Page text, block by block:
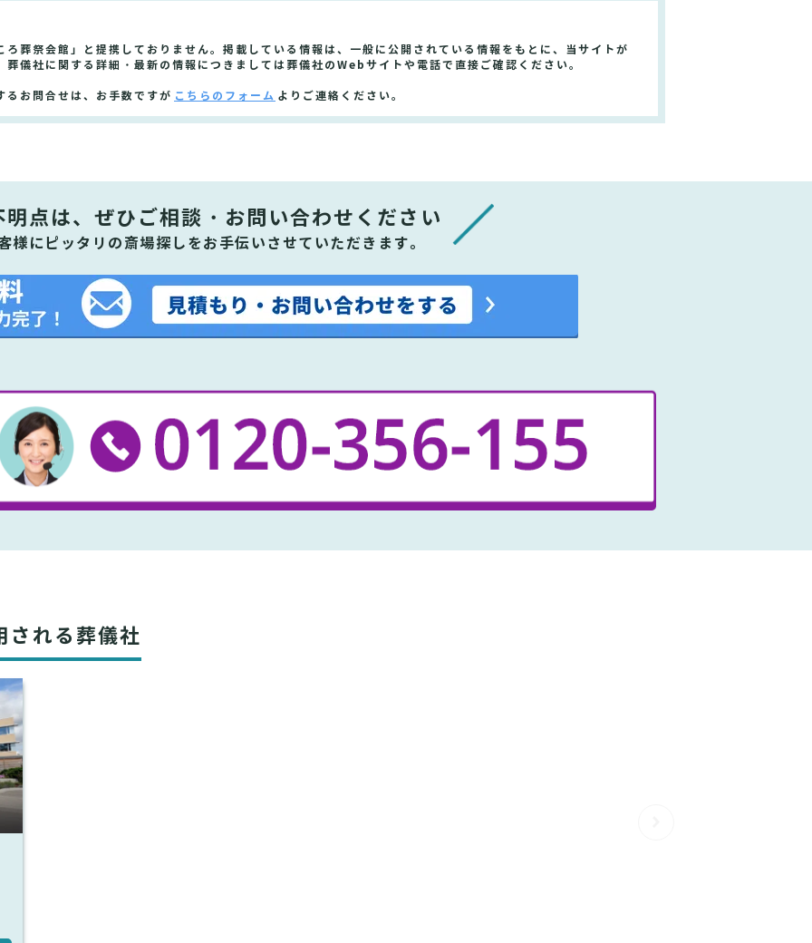
葬祭会館」と提携しておりません。掲載している情報は、一般に公開されている情報をもとに、当サイトが
儀社に関する詳細・最新の情報につきましては葬儀社のWebサイトや電話で直接ご確認ください。
るお問合せは、お手数ですが こちらのフォーム よりご連絡ください。
明点は、ぜひ ご相談・お問い合わせください
様にピッタリの斎場探しをお手伝いさせていただきます。
される葬儀社